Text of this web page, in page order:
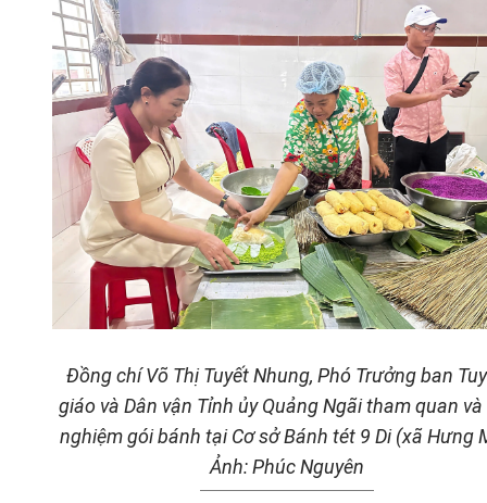
Đồng chí Võ Thị Tuyết Nhung, Phó Trưởng ban
giáo và Dân vận Tỉnh ủy Quảng Ngãi tham quan
nghiệm gói bánh tại Cơ sở Bánh tét 9 Di (xã Hưng
Ảnh: Phúc Nguyên